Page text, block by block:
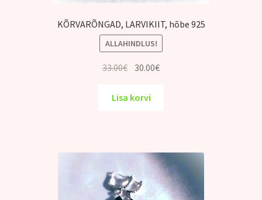
KÕRVARÕNGAD, LARVIKIIT, hõbe 925
ALLAHINDLUS!
33.00€ Algne
oli:
30.00€Praegune
Lisa korvi